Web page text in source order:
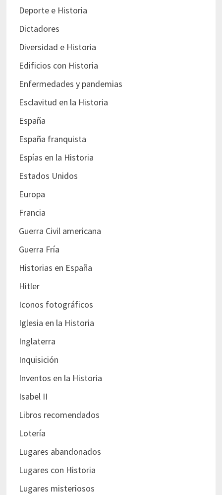
Deporte e Historia
Dictadores
Diversidad e Historia
Edificios con Historia
Enfermedades y pandemias
Esclavitud en la Historia
España
España franquista
Espías en la Historia
Estados Unidos
Europa
Francia
Guerra Civil americana
Guerra Fría
Historias en España
Hitler
Iconos fotográficos
Iglesia en la Historia
Inglaterra
Inquisición
Inventos en la Historia
Isabel II
Libros recomendados
Lotería
Lugares abandonados
Lugares con Historia
Lugares misteriosos